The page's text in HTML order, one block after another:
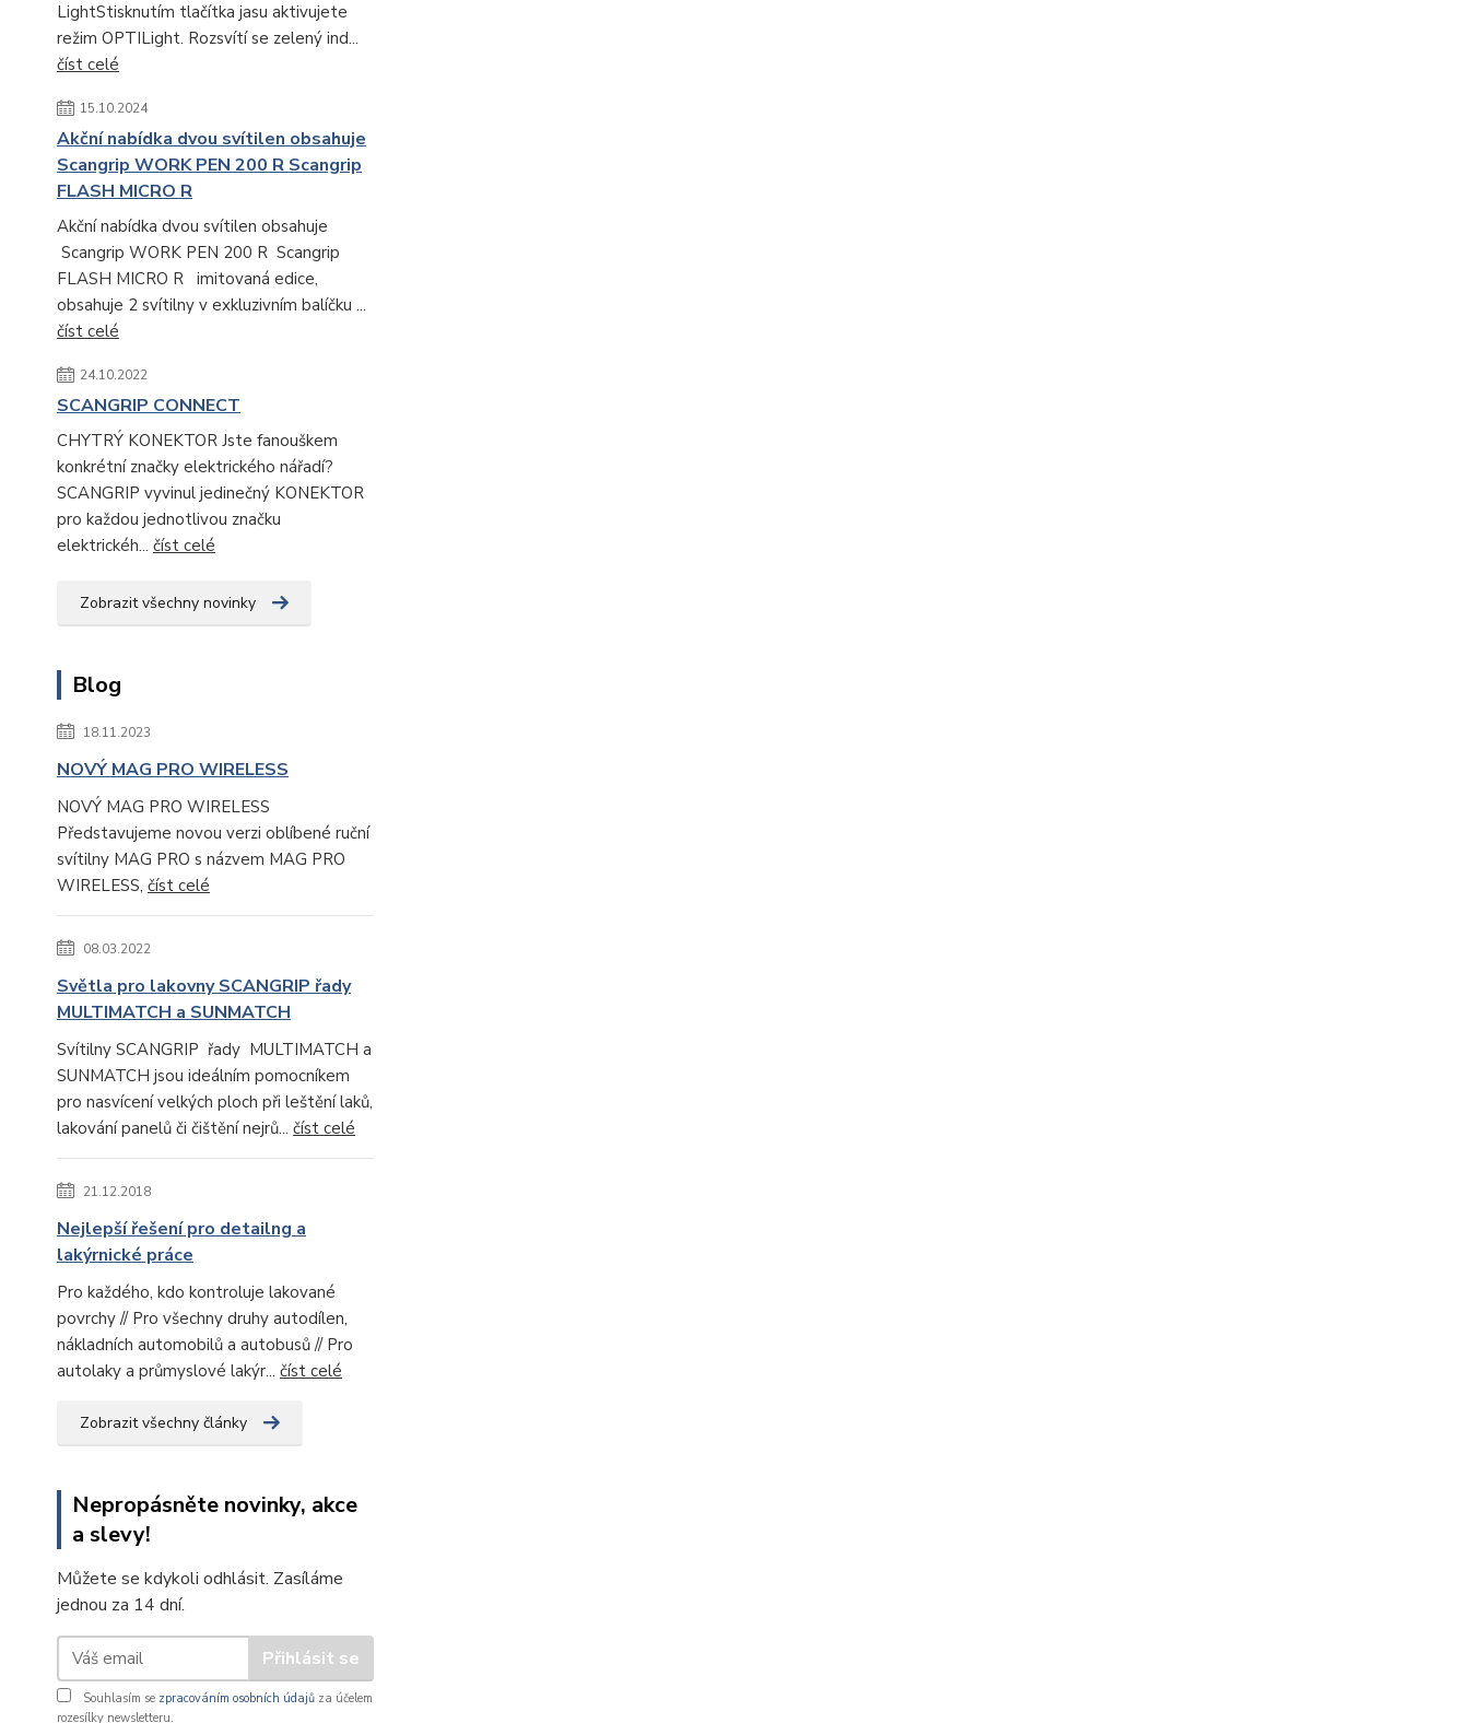
LightStisknutím tlačítka jasu aktivujete
režim OPTILight. Rozsvítí se zelený ind...
číst celé
15.10.2024
Akční nabídka dvou svítilen obsahuje
Scangrip WORK PEN 200 R Scangrip
FLASH MICRO R
Akční nabídka dvou svítilen obsahuje
Scangrip WORK PEN 200 R Scangrip
FLASH MICRO R imitovaná edice,
obsahuje 2 svítilny v exkluzivním balíčku ...
číst celé
24.10.2022
SCANGRIP CONNECT
CHYTRÝ KONEKTOR Jste fanouškem
konkrétní značky elektrického nářadí?
SCANGRIP vyvinul jedinečný KONEKTOR
pro každou jednotlivou značku
elektrickéh... číst celé
Zobrazit všechny novinky
Blog
18.11.2023
NOVÝ MAG PRO WIRELESS
NOVÝ MAG PRO WIRELESS
Představujeme novou verzi oblíbené ruční
svítilny MAG PRO s názvem MAG PRO
WIRELESS, číst celé
08.03.2022
Světla pro lakovny SCANGRIP řady
MULTIMATCH a SUNMATCH
Svítilny SCANGRIP řady MULTIMATCH a
SUNMATCH jsou ideálním pomocníkem
pro nasvícení velkých ploch při leštění laků,
lakování panelů či čištění nejrů... číst celé
21.12.2018
Nejlepší řešení pro detailng a
lakýrnické práce
Pro každého, kdo kontroluje lakované
povrchy // Pro všechny druhy autodílen,
nákladních automobilů a autobusů // Pro
autolaky a průmyslové lakýr... číst celé
Zobrazit všechny články
Nepropásněte novinky, akce
a slevy!
Můžete se kdykoli odhlásit. Zasíláme
jednou za 14 dní.
Přihlásit se
Souhlasím se zpracováním osobních údajů za účelem
rozesílky newsletteru.